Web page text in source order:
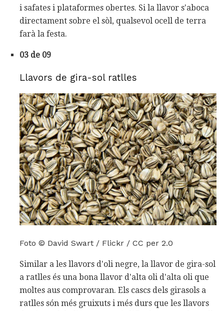
i safates i plataformes obertes. Si la llavor s'aboca
directament sobre el sòl, qualsevol ocell de terra
farà la festa.
03 de 09
Llavors de gira-sol ratlles
Foto © David Swart / Flickr / CC per 2.0
Similar a les llavors d'oli negre, la llavor de gira-sol
a ratlles és una bona llavor d'alta oli d'alta oli que
moltes aus comprovaran. Els cascs dels girasols a
ratlles són més gruixuts i més durs que les llavors